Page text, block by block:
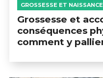
GROSSESSE ET NAISSANCE
Grossesse et
conséquences
comment y